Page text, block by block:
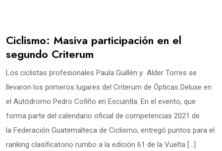
Ciclismo: Masiva participación en el
segundo Criterum
Los ciclistas profesionales Paula Guillén y Alder Torres se
llevaron los primeros lugares del Criterum de Ópticas Deluxe en
el Autódromo Pedro Cofiño en Escuintla. En el evento, que
forma parte del calendario oficial de competencias 2021 de
la Federación Guatemalteca de Ciclismo, entregó puntos para el
ranking clasificatorio rumbo a la edición 61 de la Vuelta […]